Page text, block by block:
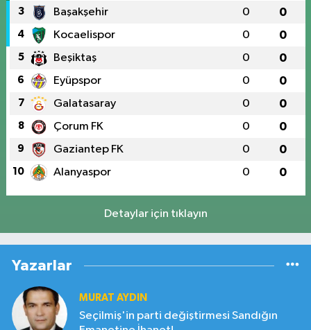
3 Başakşehir 0 0
4 Kocaelispor 0 0
5 Beşiktaş 0 0
6 Eyüpspor 0 0
7 Galatasaray 0 0
8 Çorum FK 0 0
9 Gaziantep FK 0 0
10 Alanyaspor 0 0
Detaylar için tıklayın
Yazarlar
MURAT AYDIN
Seçilmiş'in parti değiştirmesi Sandığın